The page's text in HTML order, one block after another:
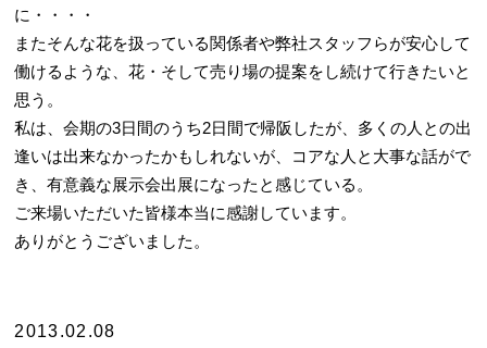
に・・・・
またそんな花を扱っている関係者や弊社スタッフらが安心して
働けるような、花・そして売り場の提案をし続けて行きたいと
思う。
私は、会期の3日間のうち2日間で帰阪したが、多くの人との出
逢いは出来なかったかもしれないが、コアな人と大事な話がで
き、有意義な展示会出展になったと感じている。
ご来場いただいた皆様本当に感謝しています。
ありがとうございました。
2013.02.08